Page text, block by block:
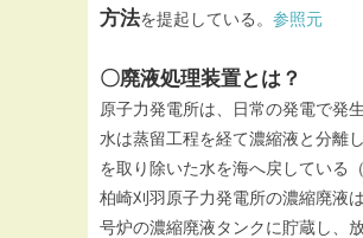
方法を提起している。 参照元
〇廃液処理装置とは？
原子力発電所は、日常の発電で発
水は蒸留工程を経て濃縮液と分離
を取り除いた水を海へ戻している（
柏崎刈羽原子力発電所の濃縮廃液
号炉の濃縮廃液タンクに貯蔵し、